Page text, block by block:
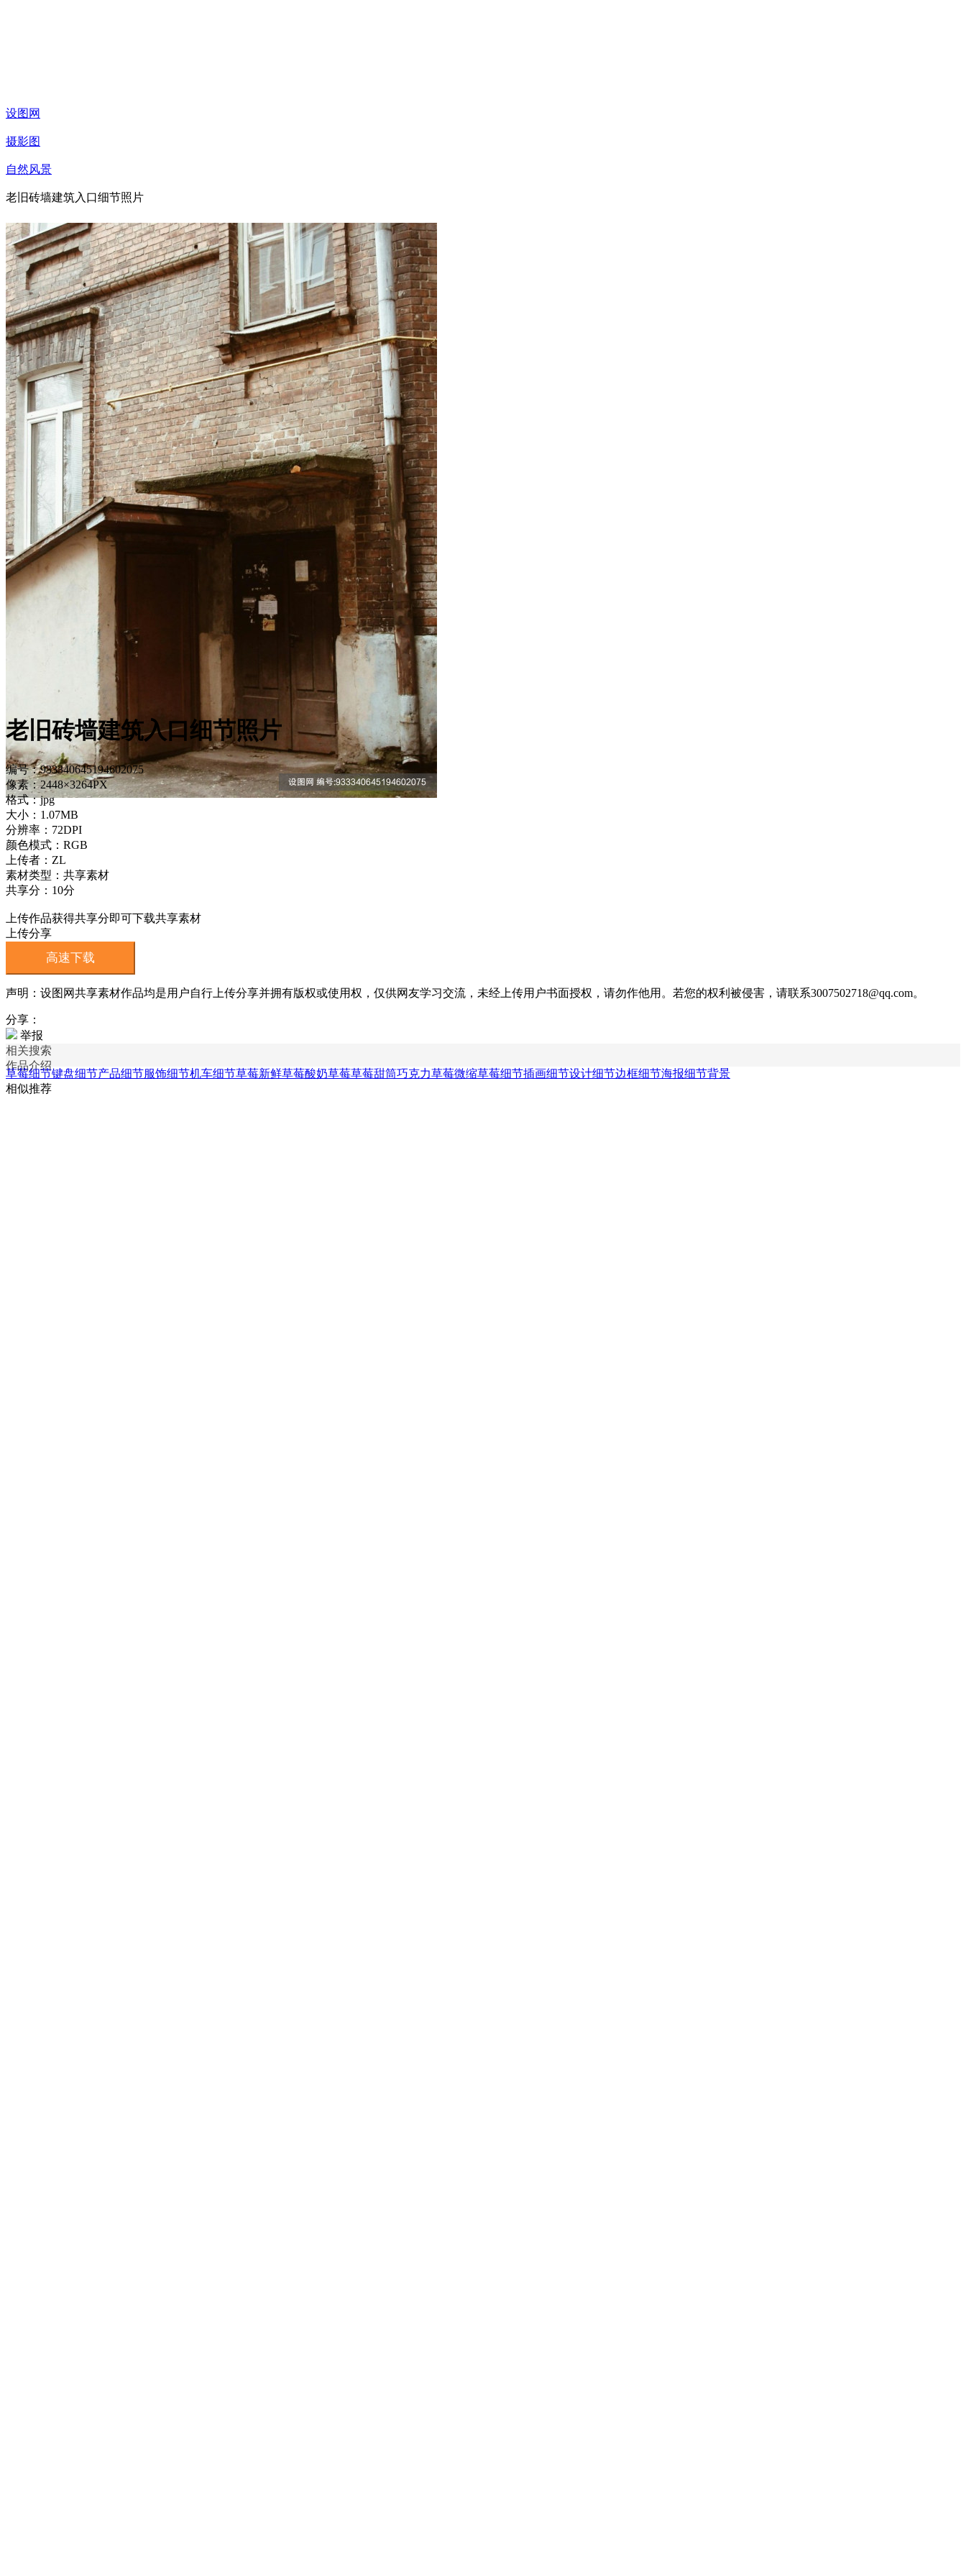
设图网
摄影图
自然风景
老旧砖墙建筑入口细节照片
老旧砖墙建筑入口细节照片
编号：933340645194602075
像素：2448×3264PX
格式：jpg
大小：1.07MB
分辨率：72DPI
颜色模式：RGB
上传者：ZL
素材类型：共享素材
共享分：10分
上传作品获得共享分即可下载共享素材
上传分享
高速下载
声明：设图网共享素材作品均是用户自行上传分享并拥有版权或使用权，仅供网友学习交流，未经上传用户书面授权，请勿作他用。若您的权利被侵害，请联系3007502718@qq.com。
分享：
举报
相关搜索
作品介绍
草莓细节键盘细节产品细节服饰细节机车细节草莓新鲜草莓酸奶草莓草莓甜筒巧克力草莓微缩草莓细节插画细节设计细节边框细节海报细节背景
相似推荐